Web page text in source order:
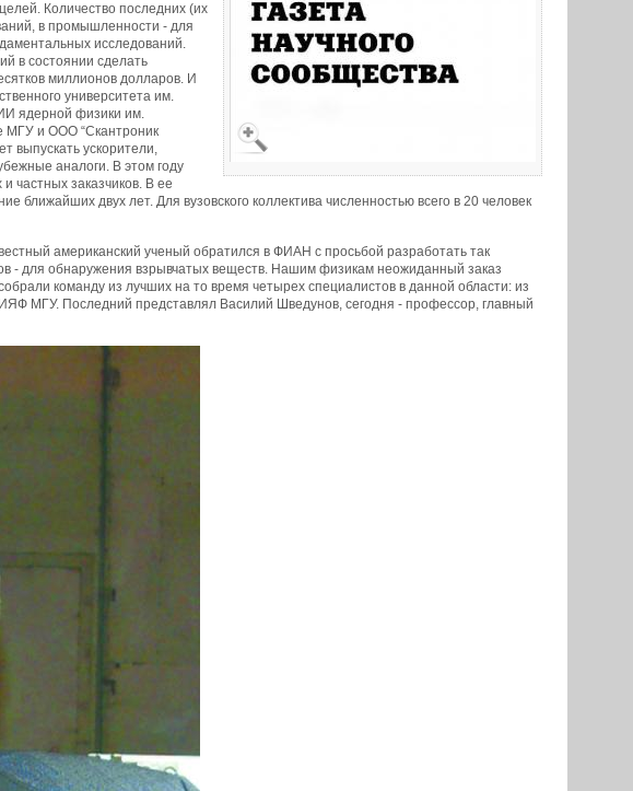
Количество последних (их
в промышленности - для
исследований.
в состоянии сделать
миллионов долларов. И
университета им.
ядерной физики им.
МГУ и ООО “Скантроник
выпускать ускорители,
аналоги. В этом году
частных заказчиков. В ее
ближайших двух лет. Для вузовского коллектива численностью всего в 20 человек
американский ученый обратился в ФИАН с просьбой разработать так
- для обнаружения взрывчатых веществ. Нашим физикам неожиданный заказ
команду из лучших на то время четырех специалистов в данной области: из
Последний представлял Василий Шведунов, сегодня - профессор, главный